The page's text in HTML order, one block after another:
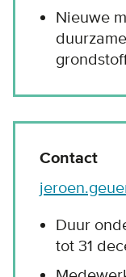
Nieuwe
Contact
Duur
tot 31